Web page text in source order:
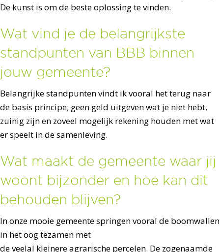
De kunst is om de beste oplossing te vinden.
Wat vind je de belangrijkste
standpunten van BBB binnen
jouw gemeente?
Belangrijke standpunten vindt ik vooral het terug naar
de basis principe; geen geld uitgeven wat je niet hebt,
zuinig zijn en zoveel mogelijk rekening houden met wat
er speelt in de samenleving.
Wat maakt de gemeente waar jij
woont bijzonder en hoe kan dit
behouden blijven?
In onze mooie gemeente springen vooral de boomwallen
in het oog tezamen met
de veelal kleinere agrarische percelen. De zogenaamde